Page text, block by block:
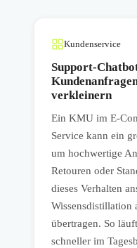
Kundenservice
Support-
verkleinern
Ein KMU im E-
Service kann ein
um hochwertige
Retouren oder
dieses Verhalten
Wissensdistillation
übertragen. So
schneller im